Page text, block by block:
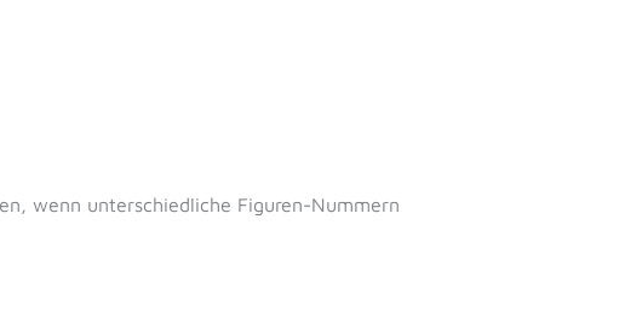
wenn unterschiedliche Figuren-Nummern